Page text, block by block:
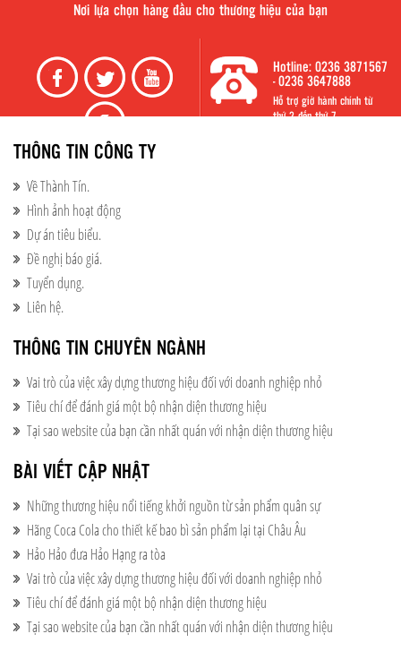
Nơi lựa chọn hàng đầu cho thương hiệu của bạn
Hotline: 0236 3871567
- 0236 3647888
Hỗ trợ giờ hành chính từ
thứ 2 đến thứ 7
THÔNG TIN CÔNG TY
Về Thành Tín.
Hình ảnh hoạt động​
Dự án tiêu biểu.​
Đề nghị báo giá.
Tuyển dụng.
Liên hệ.
THÔNG TIN CHUYÊN NGÀNH
Vai trò của việc xây dựng thương hiệu đối với doanh nghiệp nhỏ
Tiêu chí để đánh giá một bộ nhận diện thương hiệu
Tại sao website của bạn cần nhất quán với nhận diện thương hiệu
BÀI VIẾT CẬP NHẬT
Những thương hiệu nổi tiếng khởi nguồn từ sản phẩm quân sự
Hãng Coca Cola cho thiết kế bao bì sản phẩm lại tại Châu Âu
Hảo Hảo đưa Hảo Hạng ra tòa
Vai trò của việc xây dựng thương hiệu đối với doanh nghiệp nhỏ
Tiêu chí để đánh giá một bộ nhận diện thương hiệu
Tại sao website của bạn cần nhất quán với nhận diện thương hiệu